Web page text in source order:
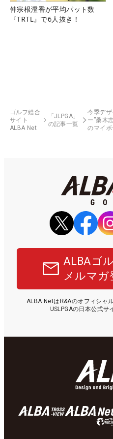
仲宗根澄香が平均パット数
『TRTL』で6人抜き！
ゴルフ総合
サイト
ALBA Net
「JLPGA」
の記事一覧
今季デ
ー”桑木
のマイボ
ALBAゴ
メルマガ
ALBA NetはR&Aのオフィシャ
USLPGAの日本公式サ